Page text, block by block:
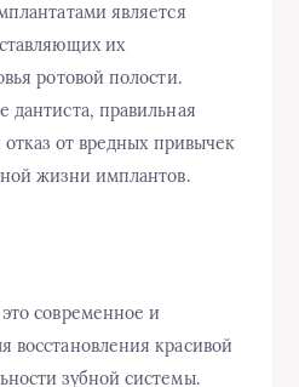
является
их
ротовой полости.
дантиста, правильная
от вредных привычек
жизни имплантов.
современное и
красивой
зубной системы.